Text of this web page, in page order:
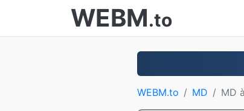
WEBM.to
WEBM.to MD MD